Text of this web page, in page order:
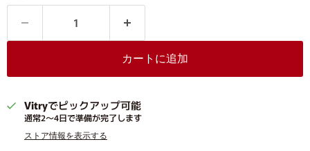
カートに追加
Vitryでピックアップ可能
通常2〜4日で準備が完了します
ストア情報を表示する